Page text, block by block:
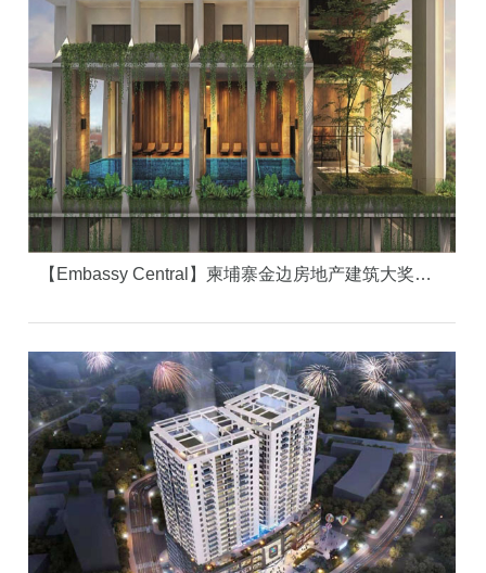
【Embassy Central】柬埔寨金边房地产建筑大奖楼盘，高端住宅的价值典范